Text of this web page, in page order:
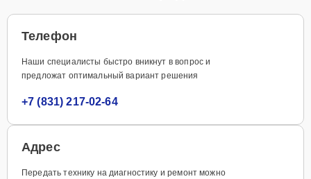
Телефон
Наши специалисты быстро вникнут в вопрос и
предложат оптимальный вариант решения
+7 (831) 217-02-64
Адрес
Передать технику на диагностику и ремонт можно